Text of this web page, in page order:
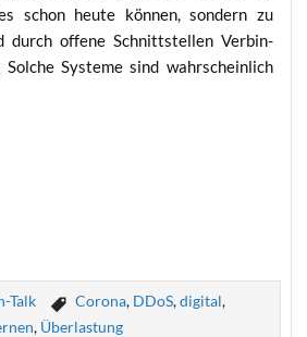
schon heu­te kön­nen, son­dern zu
durch offe­ne Schnitt­stel­len Ver­bin­
Sys­te­me sind wahr­schein­lich
Talk Corona, DDoS,digital,
, Überlastung